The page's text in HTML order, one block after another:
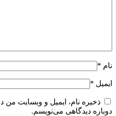
نام *
ایمیل *
ذخیره نام، ایمیل و وبسایت من
دوباره دیدگاهی می‌نویسم.